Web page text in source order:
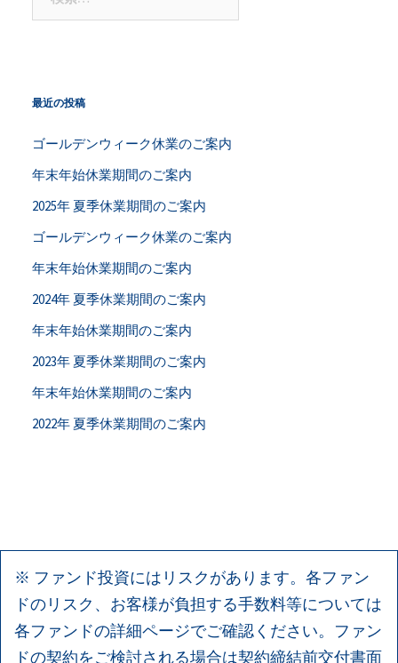
ナ
ゲ
ー
シ
ョ
ン
最近の投稿
ゴールデンウィーク休業のご案内
年末年始休業期間のご案内
2025年 夏季休業期間のご案内
ゴールデンウィーク休業のご案内
年末年始休業期間のご案内
2024年 夏季休業期間のご案内
年末年始休業期間のご案内
2023年 夏季休業期間のご案内
年末年始休業期間のご案内
2022年 夏季休業期間のご案内
※ ファンド投資にはリスクがあります。各ファン
ドのリスク、お客様が負担する手数料等については
各ファンドの詳細ページでご確認ください。ファン
ドの契約をご検討される場合は契約締結前交付書面